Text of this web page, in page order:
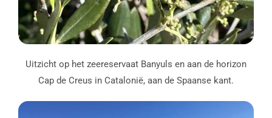
Uitzicht op het zeereservaat Banyuls en aan de horizon
Cap de Creus in Catalonië, aan de Spaanse kant.